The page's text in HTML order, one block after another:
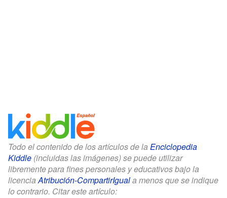
Todo el contenido de los artículos de la Enciclopedia
Kiddle (incluidas las imágenes) se puede utilizar
libremente para fines personales y educativos bajo la
licenciaAtribución-CompartirIguala menos que se indique
lo contrario. Citar este artículo: